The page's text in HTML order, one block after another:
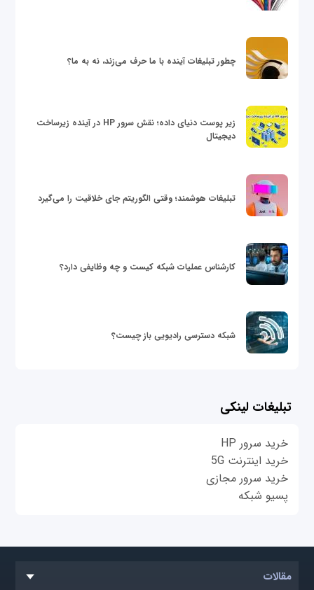
چطور تبلیغات آینده با ما حرف می‌زند، نه به ما؟
زیر پوست دنیای داده؛ نقش سرور HP در آینده زیرساخت
دیجیتال
تبلیغات هوشمند؛ وقتی الگوریتم جای خلاقیت را می‌گیرد
کارشناس عملیات شبکه کیست و چه وظایفی دارد؟
شبکه دسترسی رادیویی باز چیست؟
تبلیغات لینکی
خرید سرور HP
خرید اینترنت 5G
خرید سرور مجازی
پسیو شبکه
مقالات